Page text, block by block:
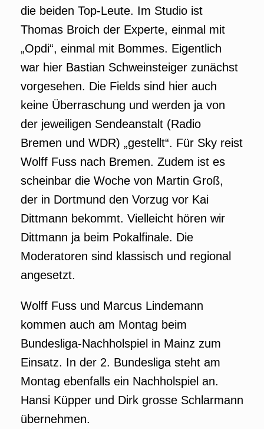
die beiden Top-Leute. Im Studio ist
Thomas Broich der Experte, einmal mit
„Opdi“, einmal mit Bommes. Eigentlich
war hier Bastian Schweinsteiger zunächst
vorgesehen. Die Fields sind hier auch
keine Überraschung und werden ja von
der jeweiligen Sendeanstalt (Radio
Bremen und WDR) „gestellt“. Für Sky reist
Wolff Fuss nach Bremen. Zudem ist es
scheinbar die Woche von Martin Groß,
der in Dortmund den Vorzug vor Kai
Dittmann bekommt. Vielleicht hören wir
Dittmann ja beim Pokalfinale. Die
Moderatoren sind klassisch und regional
angesetzt.
Wolff Fuss und Marcus Lindemann
kommen auch am Montag beim
Bundesliga-Nachholspiel in Mainz zum
Einsatz. In der 2. Bundesliga steht am
Montag ebenfalls ein Nachholspiel an.
Hansi Küpper und Dirk grosse Schlarmann
übernehmen.